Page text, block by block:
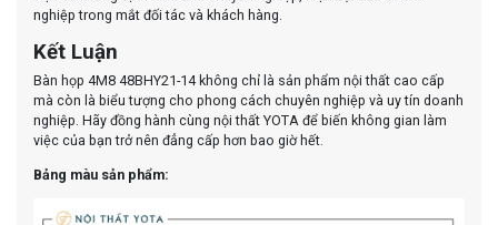
nghiệp trong mắt đối tác và khách hàng.
Kết Luận
Bàn họp 4M8 48BHY21-14 không chỉ là sản phẩm nội thất cao cấp
mà còn là biểu tượng cho phong cách chuyên nghiệp và uy tín doanh
nghiệp. Hãy đồng hành cùng nội thất YOTA để biến không gian làm
việc của bạn trở nên đẳng cấp hơn bao giờ hết.
Bảng màu sản phẩm: